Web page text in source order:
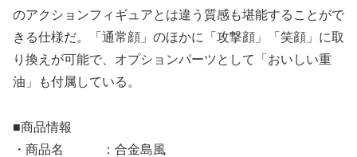
のアクションフィギュアとは違う質感も堪能することがで
きる仕様だ。「通常顔」のほかに「攻撃顔」「笑顔」に取
り換えが可能で、オプションパーツとして「おいしい重
油」も付属している。
■商品情報
・商品名 ：合金島風